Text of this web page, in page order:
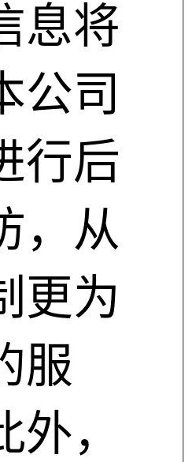
息将
公司
行后
，从
更为
服
，